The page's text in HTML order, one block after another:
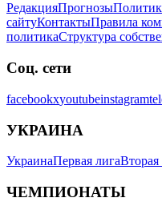
РедакцияПрогнозы
сайтуКонтактыПравила
политикаСтруктура
Соц. сети
facebookxyoutubeinstagram
УКРАИНА
УкраинаПервая лигаВторая
ЧЕМПИОНАТЫ